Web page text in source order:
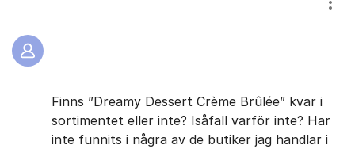
Finns ”Dreamy Dessert Crème Brûlée” kvar i
sortimentet eller inte? Isåfall varför inte? Har
inte funnits i några av de butiker jag handlar i